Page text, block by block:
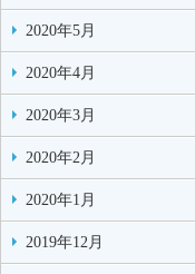
2020年5月
2020年4月
2020年3月
2020年2月
2020年1月
2019年12月